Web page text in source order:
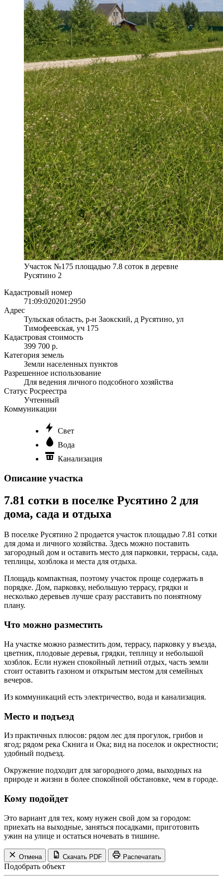
Участок №175 площадью 7.8 соток в деревне
Русятино 2
Кадастровый номер
71:09:020201:2950
Адрес
Тульская область, р-н Заокский, д Русятино, ул
Тимофеевская, уч 175
Кадастровая стоимость
399 700 р.
Категория земель
Земли населенных пунктов
Разрешенное использование
Для ведения личного подсобного хозяйства
Статус Росреестра
Учтенный
Коммуникации
Свет
Вода
Канализация
Описание участка
7.81 сотки в поселке Русятино 2 для
дома, сада и отдыха
В поселке Русятино 2 продается участок площадью 7.81 сотки
для дома и личного хозяйства. Здесь можно поставить
загородный дом и оставить место для парковки, террасы, сада,
теплицы, хозблока и места для отдыха.
Площадь компактная, поэтому участок проще содержать в
порядке. Дом, парковку, небольшую террасу, грядки и
несколько деревьев лучше сразу расставить по понятному
плану.
Что можно разместить
На участке можно разместить дом, террасу, парковку у въезда,
цветник, плодовые деревья, грядки, теплицу и небольшой
хозблок. Если нужен спокойный летний отдых, часть земли
стоит оставить газоном и открытым местом для семейных
вечеров.
Из коммуникаций есть электричество, вода и канализация.
Место и подъезд
Из практичных плюсов: рядом лес для прогулок, грибов и
ягод; рядом река Скнига и Ока; вид на поселок и окрестности;
удобный подъезд.
Окружение подходит для загородного дома, выходных на
природе и жизни в более спокойной обстановке, чем в городе.
Кому подойдет
Это вариант для тех, кому нужен свой дом за городом:
приехать на выходные, заняться посадками, приготовить
ужин на улице и остаться ночевать в тишине.
Отмена Скачать PDF Распечатать
Подобрать объект